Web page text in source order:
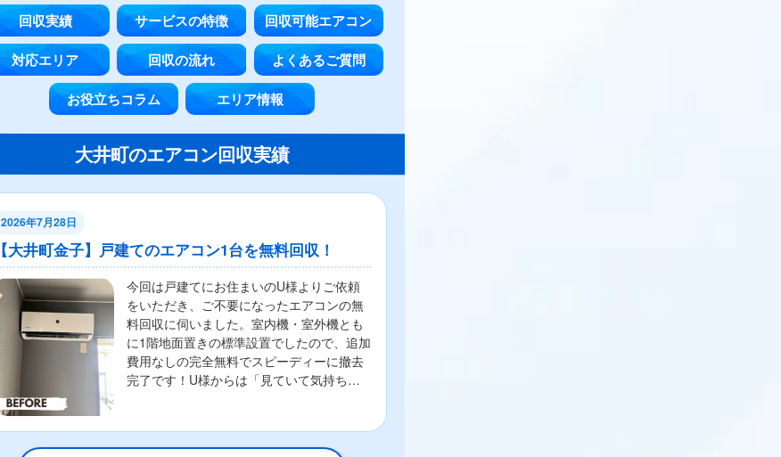
回収実績 サービスの特徴
回収可能エアコン
対応エリア
回収の流れ
よくあるご質問
お役立ちコラム
エリア情報
大井町のエアコン回収実績
2026年7月28日
【大井町金子】戸建てのエアコン1台を無料回収！
今回は戸建てにお住まいのU様よりご依頼
をいただき、ご不要になったエアコンの無
料回収に伺いました。室内機・室外機とも
に1階地面置きの標準設置でしたので、追加
費用なしの完全無料でスピーディーに撤去
完了です！U様からは「見ていて気持ちが